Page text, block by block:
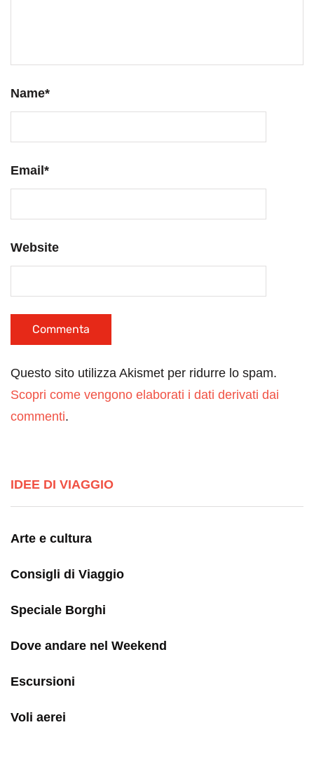
Name*
Email*
Website
Questo sito utilizza Akismet per ridurre lo spam.
Scopri come vengono elaborati i dati derivati dai
commenti.
IDEE DI VIAGGIO
Arte e cultura
Consigli di Viaggio
Speciale Borghi
Dove andare nel Weekend
Escursioni
Voli aerei